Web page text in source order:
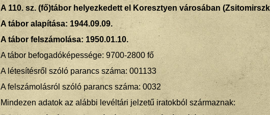
A 110. sz. (fő)tábor helyezkedett el Koresztyen városában
A tábor alapítása: 1944.09.09.
A tábor felszámolása: 1950.01.10.
A tábor befogadóképessége: 9700-2800 fő
A létesítésről szóló parancs száma: 001133
A felszámolásról szóló parancs száma: 0032
Mindezen adatok az alábbi levéltári jelzetű iratokból származnak: